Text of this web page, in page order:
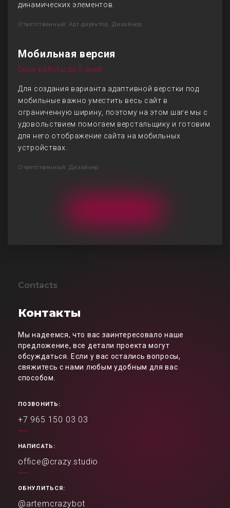
динамических элементов.
Ответственный: Арт-директор, Дизайнер
Мобильная версия
Срок работы до 5 дней
Для создания варианта адаптивной верстки под
мобильные важно уместить весь сайт в
ограниченную ширину, поэтому на этом шаге мы с
удовольствием помогаем верстальщику и готовим
для него отображение сайта на мобильных
устройствах.
Ответственный: Дизайнер
Contacts
Контакты
Мы надеемся, что вас заинтересовало наше
предложение, все детали проекта могут
обсуждаться. Если у вас остались вопросы,
свяжитесь с нами любым удобным для вас
способом.
ПОЗВОНИТЬ:
+7 965 150 03 03
НАПИСАТЬ:
office@crazy.studio
ОБНУЛИТЬСЯ:
@artemcrazybot